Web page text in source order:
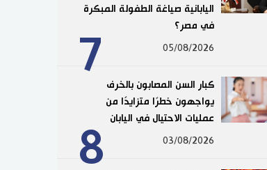
7
اليابانية صياغة الطفولة المبكرة
في مصر؟
05/08/2026
8
كبار السن المصابون بالخرف
يواجهون خطرًا متزايدًا من
عمليات الاحتيال في اليابان
03/08/2026